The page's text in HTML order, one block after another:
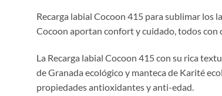
Recarga labial Cocoon 415 para sublimar los
Cocoon aportan confort y cuidado, todos con
La Recarga labial Cocoon 415 con su rica
de Granada ecológico y manteca de Karité
propiedades antioxidantes y anti-edad.